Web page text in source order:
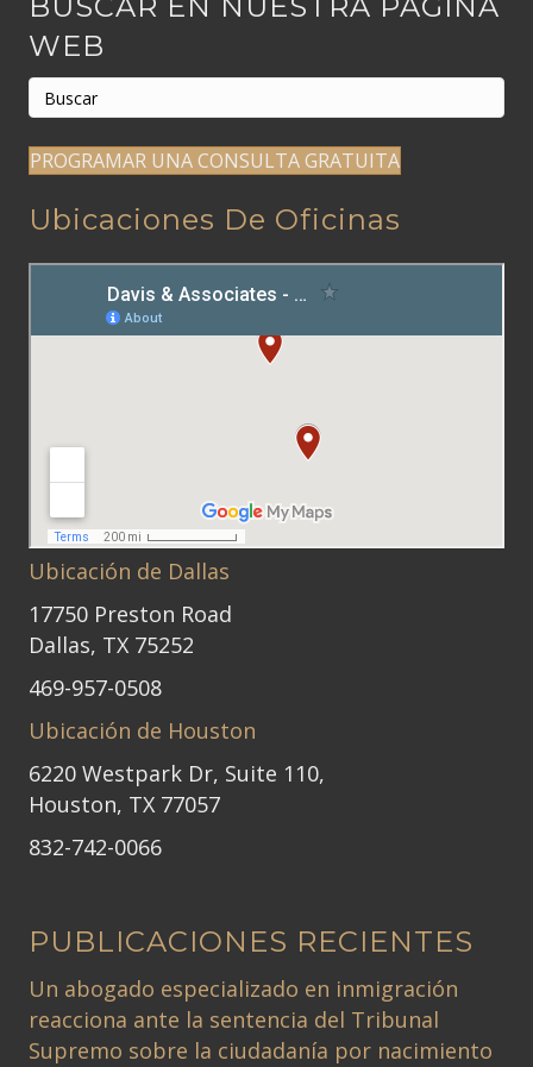
WEB
PROGRAMAR UNA CONSULTA GRATUITA
Ubicaciones De Oficinas
Ubicación de Dallas
17750 Preston Road
Dallas, TX 75252
469-957-0508
Ubicación de Houston
6220 Westpark Dr, Suite 110,
Houston, TX 77057
832-742-0066
PUBLICACIONES RECIENTES
Un abogado especializado en inmigración
reacciona ante la sentencia del Tribunal
Supremo sobre la ciudadanía por nacimiento